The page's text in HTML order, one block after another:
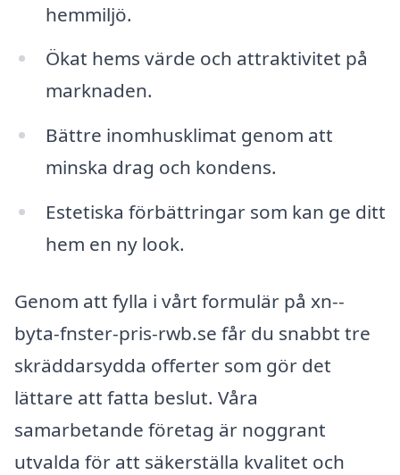
hemmiljö.
Ökat hems värde och attraktivitet på
marknaden.
Bättre inomhusklimat genom att
minska drag och kondens.
Estetiska förbättringar som kan ge ditt
hem en ny look.
Genom att fylla i vårt formulär på xn--
byta-fnster-pris-rwb.se får du snabbt tre
skräddarsydda offerter som gör det
lättare att fatta beslut. Våra
samarbetande företag är noggrant
utvalda för att säkerställa kvalitet och